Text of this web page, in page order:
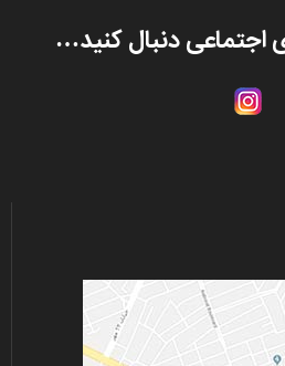
اجتماعی دنبال کنید…